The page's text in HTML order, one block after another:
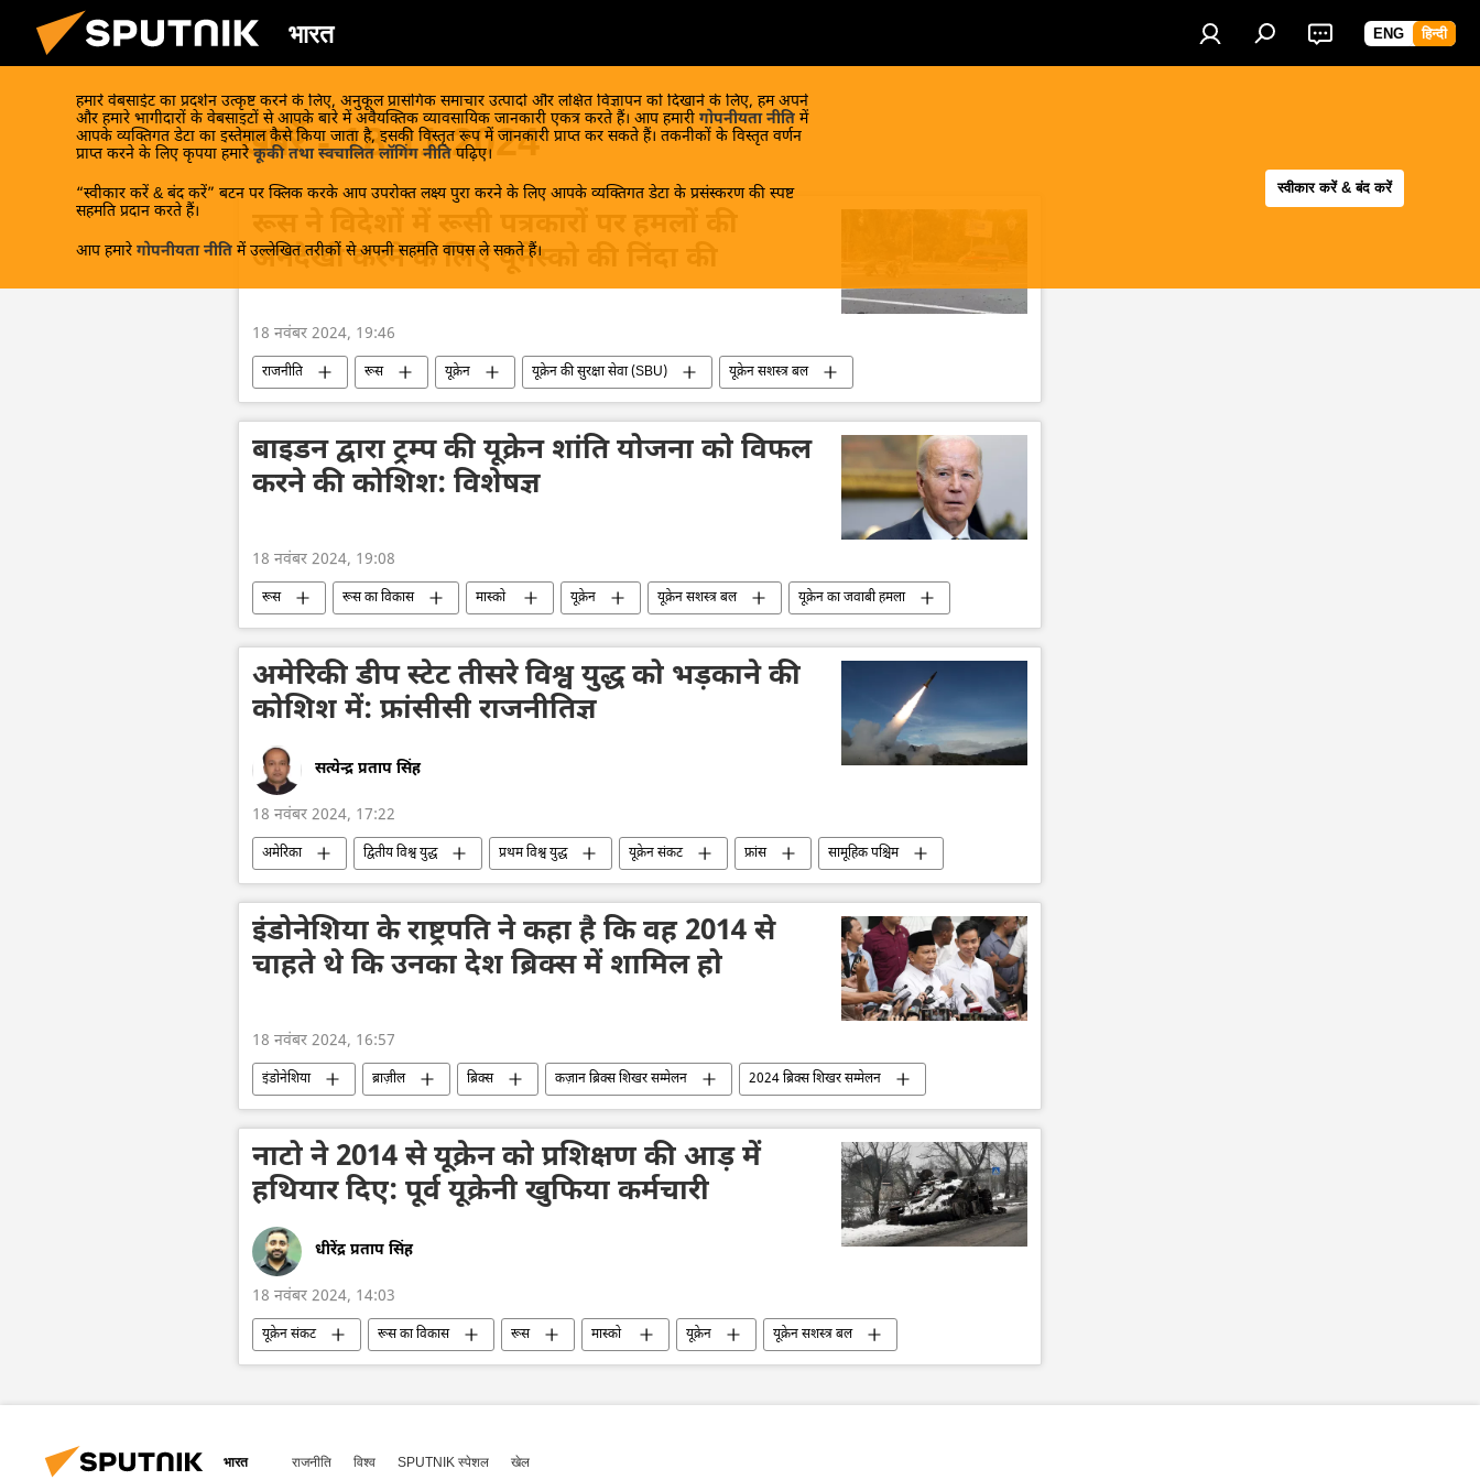
भारत ENG हिन्दी
हमारे वेबसाईट का प्रदर्शन उत्कृष्ट करने के लिए, अनुकूल प्रासंगिक समाचार उत्पादों और लक्षित विज्ञापन को दिखाने के लिए, हम अपने
और हमारे भागीदारों के वेबसाइटों से आपके बारे में अवैयक्तिक व्यावसायिक जानकारी एकत्र करते हैं। आप हमारी गोपनीयता नीति में
आपके व्यक्तिगत डेटा का इस्तेमाल कैसे किया जाता है, इसकी विस्तृत रूप में जानकारी प्राप्त कर सकते हैं। तकनीकों के विस्तृत वर्णन
प्राप्त करने के लिए कृपया हमारे कूकी तथा स्वचालित लॉगिंग नीति पढ़िए।
“स्वीकार करें & बंद करें” बटन पर क्लिक करके आप उपरोक्त लक्ष्य पुरा करने के लिए आपके व्यक्तिगत डेटा के प्रसंस्करण की स्पष्ट
सहमति प्रदान करते हैं।
आप हमारे गोपनीयता नीति में उल्लेखित तरीकों से अपनी सहमति वापस ले सकते हैं।
स्वीकार करें & बंद करें
खबरें - 18.11.2024
अनदेखी करने के लिए यूनेस्को की निंदा की
18 नवंबर 2024, 19:46
राजनीति रूस यूक्रेन यूक्रेन की सुरक्षा सेवा (SBU)
यूक्रेन सशस्त्र बल
सामूहिक पश्चिम
हत्या रूसी विदेश मंत्रालय विदेश मंत्रालय मारिया ज़खारोवा
बाइडन द्वारा ट्रम्प की यूक्रेन शांति योजना को विफल
करने की कोशिश: विशेषज्ञ
18 नवंबर 2024, 19:08
रूस रूस का विकास मास्को यूक्रेन यूक्रेन सशस्त्र बल
यूक्रेन का जवाबी हमला
यूक्रेन की सुरक्षा सेवा (SBU)
विशेष सैन्य अभियान जो बाइडन
व्लादिमीर पुतिन
वोलोडिमिर ज़ेलेंस्की
नाटो मिसाइल विध्वंसक परमाणु हथियार Sputnik मान्यता
अमेरिकी डीप स्टेट तीसरे विश्व युद्ध को भड़काने की
कोशिश में: फ्रांसीसी राजनीतिज्ञ
सत्येन्द्र प्रताप सिंह
18 नवंबर 2024, 17:22
अमेरिका द्वितीय विश्व युद्ध प्रथम विश्व युद्ध यूक्रेन संकट फ्रांस
सामूहिक पश्चिम
नाटो
वोलोडिमिर ज़ेलेंस्की रूस डॉनल्ड ट्रम्प व्लादिमीर पुतिन
मिसाइल विध्वंसक
बैलिस्टिक मिसाइल
बैलिस्टिक मिसाइल प्रणाली
इंडोनेशिया के राष्ट्रपति ने कहा है कि वह 2014 से
चाहते थे कि उनका देश ब्रिक्स में शामिल हो
18 नवंबर 2024, 16:57
इंडोनेशिया ब्राज़ील ब्रिक्स कज़ान ब्रिक्स शिखर सम्मेलन
2024 ब्रिक्स शिखर सम्मेलन
वैश्विक आर्थिक स्थिरता
वैश्विक दक्षिण बहुध्रुवीय दुनिया बहुपक्षीय राजनय
रूस
राजनीति
नाटो ने 2014 से यूक्रेन को प्रशिक्षण की आड़ में
हथियार दिए: पूर्व यूक्रेनी खुफिया कर्मचारी
धीरेंद्र प्रताप सिंह
18 नवंबर 2024, 14:03
यूक्रेन संकट रूस का विकास रूस मास्को यूक्रेन
यूक्रेन सशस्त्र बल
यूक्रेन का जवाबी हमला
यूक्रेन की सुरक्षा सेवा (SBU) विशेष सैन्य अभियान
नाटो
भारत राजनीति विश्व SPUTNIK स्पेशल खेल